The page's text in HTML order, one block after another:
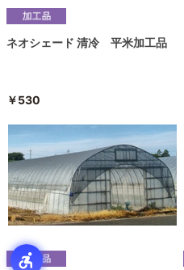
ネオシェード 清冷 平米加工品
￥530